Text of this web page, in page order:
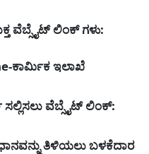
ವೆಬ್ಸೈಟ್ ಲಿಂಕ್ ಗಳು:
ಕಾರ್ಮಿಕ ಇಲಾಖೆ
ವೆಬ್ಸೈಟ್ ಲಿಂಕ್:
ತಿಳಿಯಲು ಬಳಕೆದಾರ